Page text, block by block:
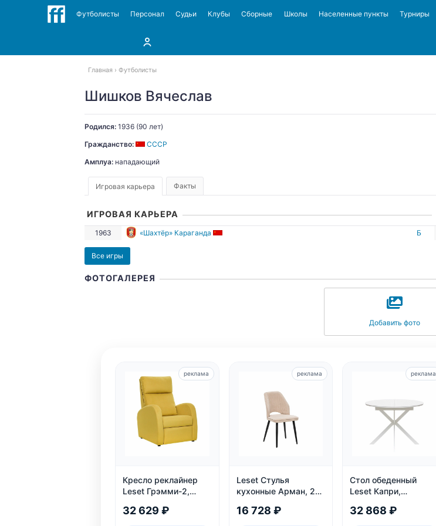
Футболисты Персонал Судьи Клубы Сборные Школы Населенные пункты Турниры
Главная Футболисты
Шишков Вячеслав
Родился: 1936 (90 лет)
Гражданство:
СССР
Амплуа: нападающий
Игровая карьера Факты
ИГРОВАЯ КАРЬЕРА
1963
«Шахтёр» Караганда Б
Все игры
ФОТОГАЛЕРЕЯ
Добавить фото
Кресло реклайнер
Leset Грэмми-2,
32 629 ₽
реклама
Leset Стулья
кухонные Арман, 2
16 728 ₽
реклама
Стол обеденный
Leset Капри,
32 868 ₽
реклама